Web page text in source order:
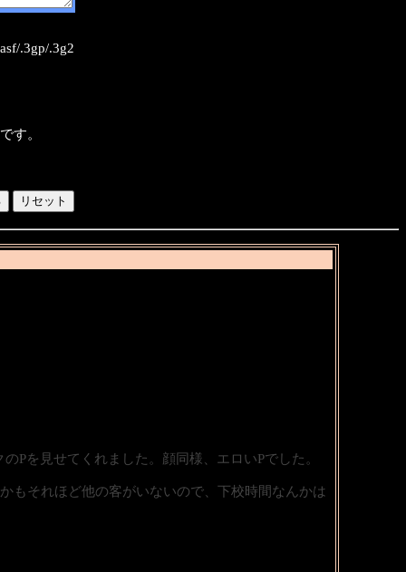
.3gp/.3g2
す。
を見せてくれました。顔同様、エロいPでした。
もそれほど他の客がいないので、下校時間なんかは